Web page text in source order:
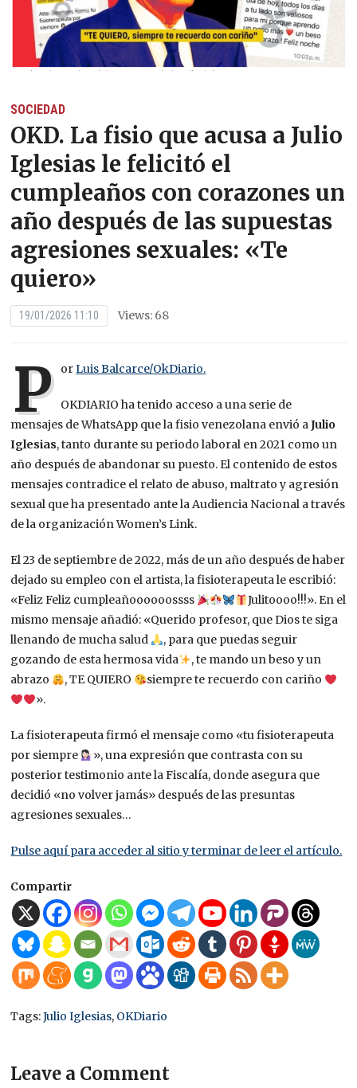
SOCIEDAD
OKD. La fisio que acusa a Julio
Iglesias le felicitó el
cumpleaños con corazones un
año después de las supuestas
agresiones sexuales: «Te
quiero»
19/01/2026 11:10 Views: 68
P orLuis Balcarce/OkDiario.
OKDIARIO ha tenido acceso a una serie de
mensajes de WhatsApp que la fisio venezolana envió aJulio
Iglesias, tanto durante su periodo laboral en 2021 como un
año después de abandonar su puesto. El contenido de estos
mensajes contradice el relato de abuso, maltrato y agresión
sexual que ha presentado ante la Audiencia Nacional a través
de la organización Women’s Link.
El 23 de septiembre de 2022, más de un año después de haber
dejado su empleo con el artista, la fisioterapeuta le escribió:
«Feliz Feliz cumpleañoooooossss
Julitoooo!!!». En el
mismo mensaje añadió: «Querido profesor, que Dios te siga
llenando de mucha salud
, para que puedas seguir
gozando de esta hermosa vida
, te mando un beso y un
abrazo
, TE QUIERO
siempre te recuerdo con cariño
».
La fisioterapeuta firmó el mensaje como «tu fisioterapeuta
por siempre
», una expresión que contrasta con su
posterior testimonio ante la Fiscalía, donde asegura que
decidió «no volver jamás» después de las presuntas
agresiones sexuales…
Pulse aquí para acceder al sitio y terminar de leer el artículo.
Compartir
Tags:Julio Iglesias, OKDiario
Leave a Comment